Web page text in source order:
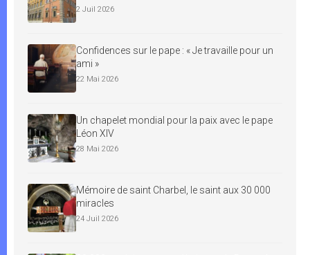
2 Juil 2026
Confidences sur le pape : « Je travaille pour un
ami »
22 Mai 2026
Un chapelet mondial pour la paix avec le pape
Léon XIV
28 Mai 2026
Mémoire de saint Charbel, le saint aux 30 000
miracles
24 Juil 2026